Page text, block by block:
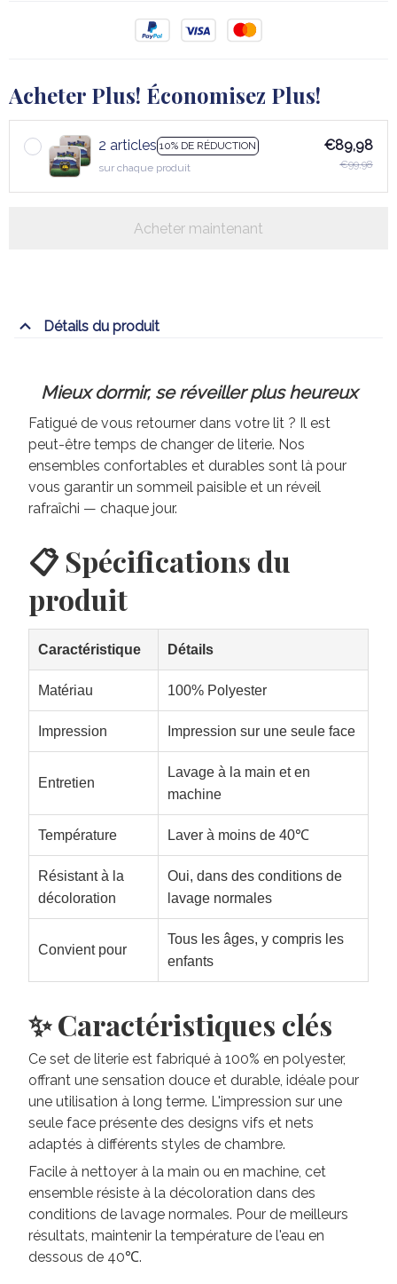
Acheter Plus! Économisez Plus!
2 articles 10% DE RÉDUCTION
sur chaque produit
€89,98
€99,98
Acheter maintenant
Détails du produit
Mieux dormir, se réveiller plus heureux
Fatigué de vous retourner dans votre lit ? Il est
peut-être temps de changer de literie. Nos
ensembles confortables et durables sont là pour
vous garantir un sommeil paisible et un réveil
rafraîchi — chaque jour.
📋 Spécifications du
produit
Caractéristique Détails
Matériau 100% Polyester
Impression Impression sur une seule face
Entretien
Lavage à la main et en
machine
Température Laver à moins de 40℃
Résistant à la
décoloration
Oui, dans des conditions de
lavage normales
Convient pour
Tous les âges, y compris les
enfants
✨ Caractéristiques clés
Ce set de literie est fabriqué à 100% en polyester,
offrant une sensation douce et durable, idéale pour
une utilisation à long terme. L'impression sur une
seule face présente des designs vifs et nets
adaptés à différents styles de chambre.
Facile à nettoyer à la main ou en machine, cet
ensemble résiste à la décoloration dans des
conditions de lavage normales. Pour de meilleurs
résultats, maintenir la température de l'eau en
dessous de 40℃.